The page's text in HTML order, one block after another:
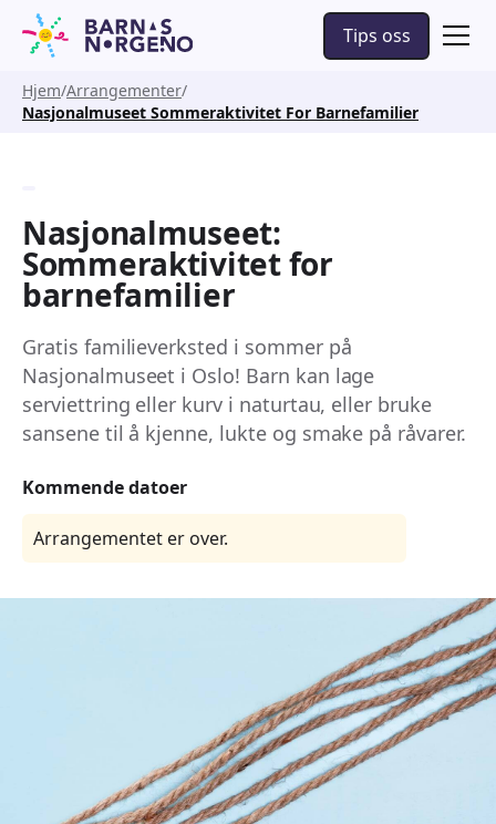
Tips oss
Hjem Arrangementer
Nasjonalmuseet Sommeraktivitet For Barnefamilier
Nasjonalmuseet:
Sommeraktivitet for
barnefamilier
Gratis familieverksted i sommer på
Nasjonalmuseet i Oslo! Barn kan lage
serviettring eller kurv i naturtau, eller bruke
sansene til å kjenne, lukte og smake på råvarer.
Kommende datoer
Arrangementet er over.